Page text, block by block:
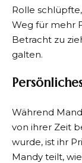
Rolle
Weg für mehr
Betracht zu
galten.
Während
von ihrer Zeit
wurde, ist ihr
Mandy teilt,